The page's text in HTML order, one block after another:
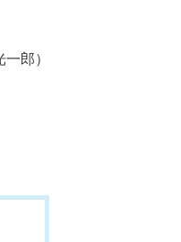
郎）